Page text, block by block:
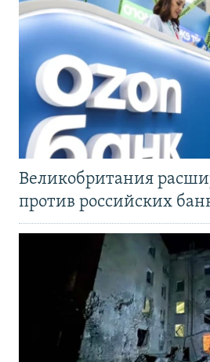
Великобритания
против российских